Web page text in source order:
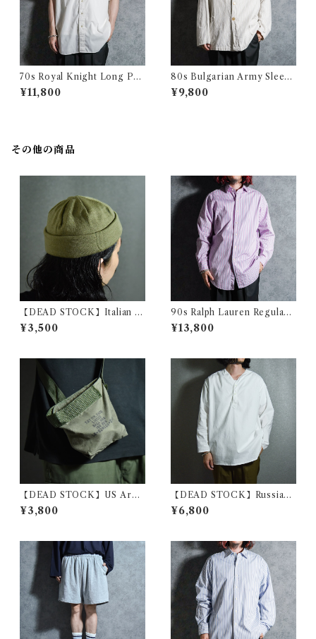
70s Royal Knight Long Poi
nt Collar Shirts ロイヤルナ
イト ロングポイント 半袖 シャ
¥11,800
80s Bulgarian Army Sleepi
ng Shirts Coverall ブルガリ
ア軍 スリーピング シャツ カバ
¥9,800
その他の商品
【DEAD STOCK】Italian N
avy Wool Knit Cap イタリア
軍 ウール ニット ワッチキャッ
¥3,500
90s Ralph Lauren Regular
Collar Stripe Dress Shirts
Pink ラルフローレン レギュラ
¥13,800
【DEAD STOCK】US Arm
y Cotton Mini Shoulder Ba
g アメリカ軍 コットン ミニ シ
¥3,800
【DEAD STOCK】Russian
military sleeping shirts V-
Henryneck ロシア軍 スリー
¥6,800